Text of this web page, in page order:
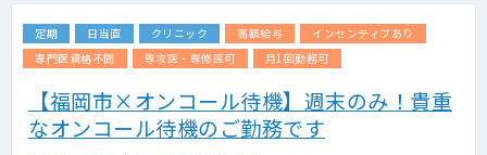
定期 日当直 クリニック 高額給与
インセンティブあり
専門医資格不問
専攻医・専修医可 月1回勤務可
【福岡市×オンコール待機】週末のみ！貴重
なオンコール待機のご勤務です